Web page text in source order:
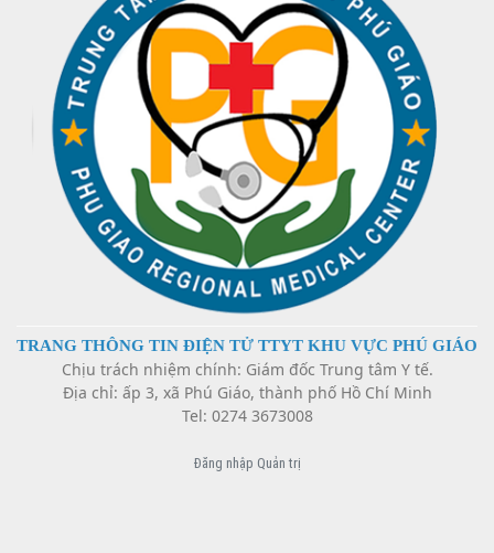
Bảng công bố danh sách cơ sở khám bệnh, chữa bệnh
đủ điều kiện hướng dẫn thực hành
Danh sách đăng ký hành nghề của TTYT Huyện Phú
Giáo
Kế hoạch hướng dẫn thực hành các chuyện khoa
Bản công bố cơ sở, khám bệnh, chữa bệnh đáp ứng
yêu cầu là cơ sở hướng dẫn thực hành
TRUNG TÂM Y TẾ HUYỆN PHÚ GIÁO
TRANG THÔNG TIN ĐIỆN TỬ TTYT KHU VỰC PHÚ GIÁO
Chịu trách nhiệm chính: Giám đốc Trung tâm Y tế.
Địa chỉ: ấp 3, xã Phú Giáo, thành phố Hồ Chí Minh
Tel: 0274 3673008
Đăng nhập Quản trị